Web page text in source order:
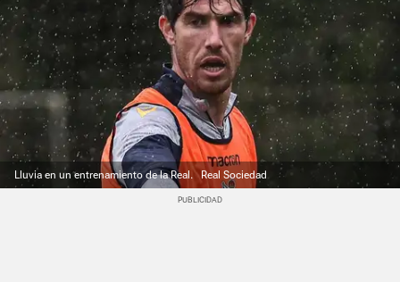
Lluvia en un entrenamiento de la Real. Real Sociedad